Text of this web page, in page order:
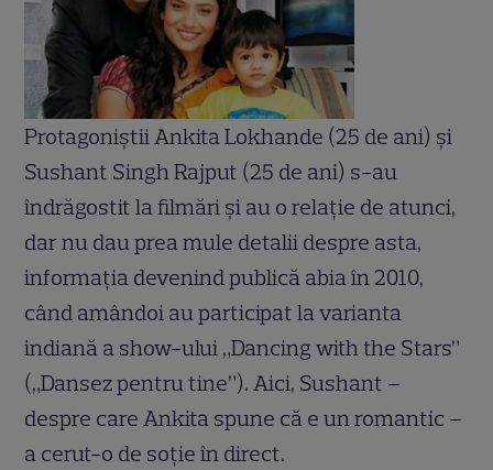
Protagoniştii Ankita Lokhande (25 de ani) şi
Sushant Singh Rajput (25 de ani) s-au
îndrăgostit la filmări şi au o relaţie de atunci,
dar nu dau prea mule detalii despre asta,
informaţia devenind publică abia în 2010,
când amândoi au participat la varianta
indiană a show-ului „Dancing with the Stars”
(„Dansez pentru tine”). Aici, Sushant –
despre care Ankita spune că e un romantic –
a cerut-o de soţie în direct.